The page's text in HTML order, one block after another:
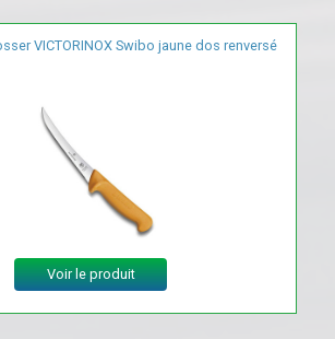
VICTORINOX Swibo jaune dos renversé
Voir le produit